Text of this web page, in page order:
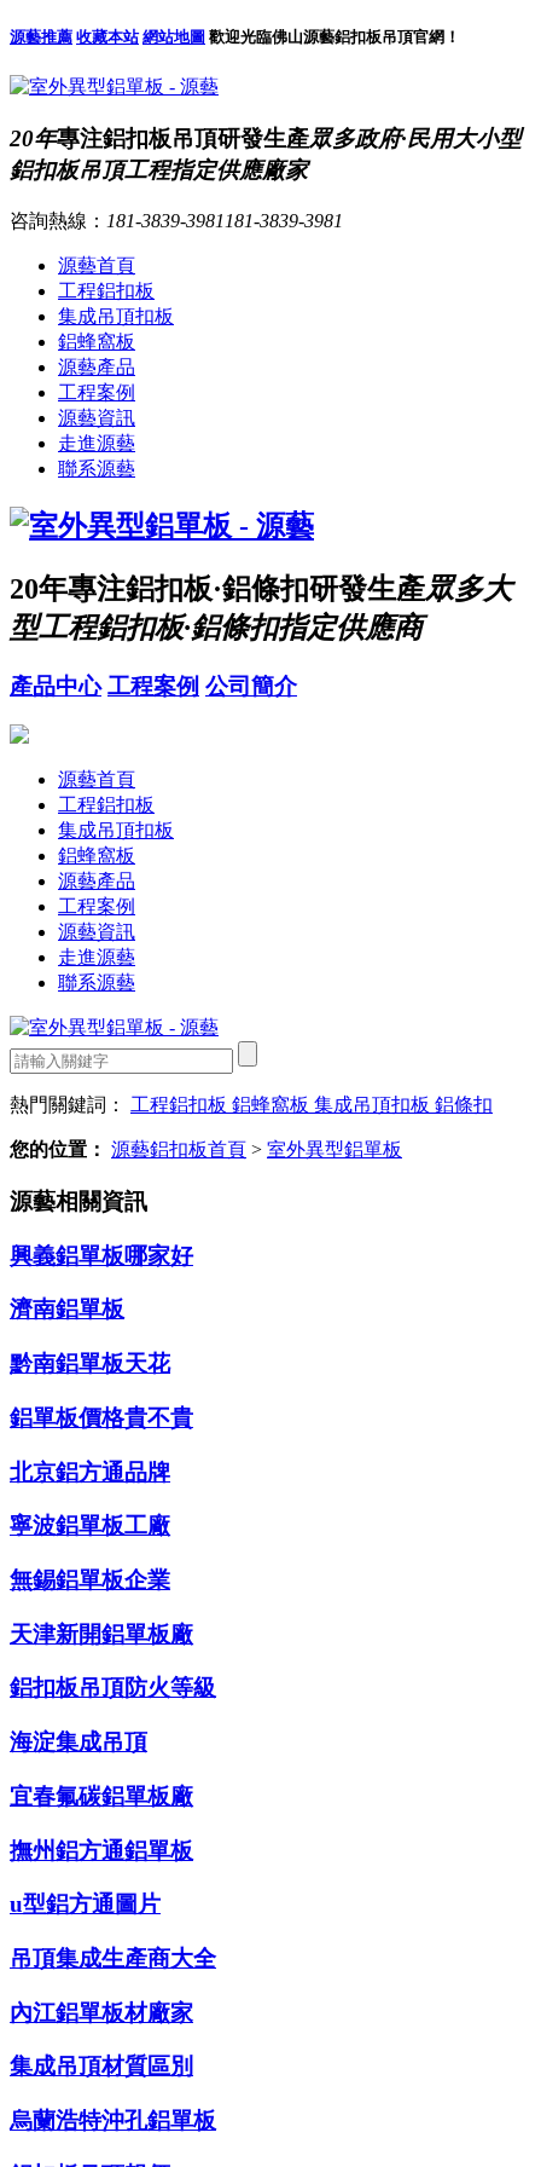
源藝推薦 收藏本站 網站地圖 歡迎光臨佛山源藝鋁扣板吊頂官網！
20年專注鋁扣板吊頂研發生產眾多政府·民用大小型
鋁扣板吊頂工程指定供應廠家
咨詢熱線： 181-3839-3981 181-3839-3981
源藝首頁
工程鋁扣板
集成吊頂扣板
鋁蜂窩板
源藝產品
工程案例
源藝資訊
走進源藝
聯系源藝
20年專注鋁扣板·鋁條扣研發生產眾多大
型工程鋁扣板·鋁條扣指定供應商
產品中心 工程案例 公司簡介
源藝首頁
工程鋁扣板
集成吊頂扣板
鋁蜂窩板
源藝產品
工程案例
源藝資訊
走進源藝
聯系源藝
熱門關鍵詞： 工程鋁扣板 鋁蜂窩板 集成吊頂扣板 鋁條扣
您的位置： 源藝鋁扣板首頁 > 室外異型鋁單板
源藝相關資訊
興義鋁單板哪家好
濟南鋁單板
黔南鋁單板天花
鋁單板價格貴不貴
北京鋁方通品牌
寧波鋁單板工廠
無錫鋁單板企業
天津新開鋁單板廠
鋁扣板吊頂防火等級
海淀集成吊頂
宜春氟碳鋁單板廠
撫州鋁方通鋁單板
u型鋁方通圖片
吊頂集成生產商大全
內江鋁單板材廠家
集成吊頂材質區別
烏蘭浩特沖孔鋁單板